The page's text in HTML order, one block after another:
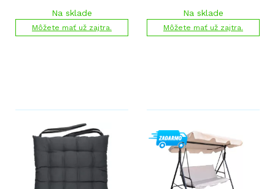
Na sklade
Môžete mať už zajtra.
Na sklade
Môžete mať už zajtra.